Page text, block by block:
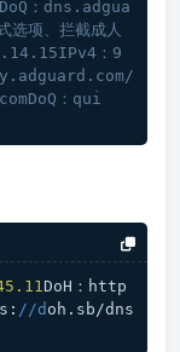
：dns.adgua
选项、拦截成人
：9
：qui
DoH：http
//d oh.sb/dns